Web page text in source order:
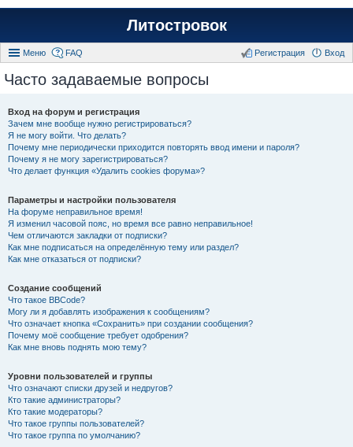
Литостровок
Меню FAQ Вход
Регистрация
Часто задаваемые вопросы
Вход на форум и регистрация
Зачем мне вообще нужно регистрироваться?
Я не могу войти. Что делать?
Почему мне периодически приходится повторять ввод имени и пароля?
Почему я не могу зарегистрироваться?
Что делает функция «Удалить cookies форума»?
Параметры и настройки пользователя
На форуме неправильное время!
Я изменил часовой пояс, но время все равно неправильное!
Чем отличаются закладки от подписки?
Как мне подписаться на определённую тему или раздел?
Как мне отказаться от подписки?
Создание сообщений
Что такое BBCode?
Могу ли я добавлять изображения к сообщениям?
Что означает кнопка «Сохранить» при создании сообщения?
Почему моё сообщение требует одобрения?
Как мне вновь поднять мою тему?
Уровни пользователей и группы
Что означают списки друзей и недругов?
Кто такие администраторы?
Кто такие модераторы?
Что такое группы пользователей?
Что такое группа по умолчанию?